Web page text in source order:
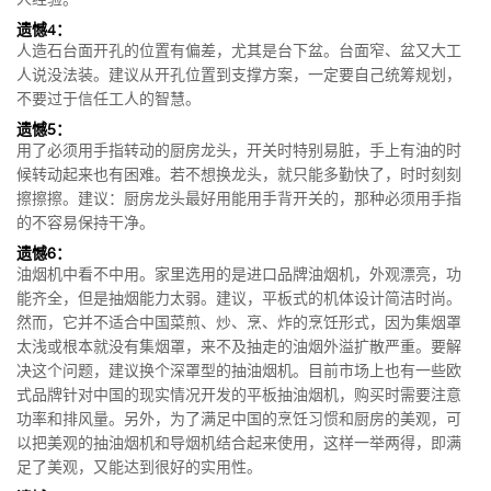
遗憾4：
人造石台面开孔的位置有偏差，尤其是台下盆。台面窄、盆又大工
人说没法装。建议从开孔位置到支撑方案，一定要自己统筹规划，
不要过于信任工人的智慧。
遗憾5：
用了必须用手指转动的厨房龙头，开关时特别易脏，手上有油的时
候转动起来也有困难。若不想换龙头，就只能多勤快了，时时刻刻
擦擦擦。建议：厨房龙头最好用能用手背开关的，那种必须用手指
的不容易保持干净。
遗憾6：
油烟机中看不中用。家里选用的是进口品牌油烟机，外观漂亮，功
能齐全，但是抽烟能力太弱。建议，平板式的机体设计简洁时尚。
然而，它并不适合中国菜煎、炒、烹、炸的烹饪形式，因为集烟罩
太浅或根本就没有集烟罩，来不及抽走的油烟外溢扩散严重。要解
决这个问题，建议换个深罩型的抽油烟机。目前市场上也有一些欧
式品牌针对中国的现实情况开发的平板抽油烟机，购买时需要注意
功率和排风量。另外，为了满足中国的烹饪习惯和厨房的美观，可
以把美观的抽油烟机和导烟机结合起来使用，这样一举两得，即满
足了美观，又能达到很好的实用性。